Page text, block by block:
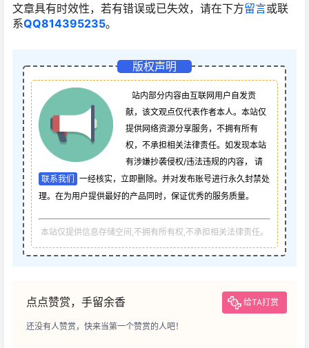
文章具有时效性，若有错误或已失效，请在下方留言或联
系QQ814395235。
版权声明
站内部分内容由互联网用户自发贡
献，该文观点仅代表作者本人。本站仅
提供网络资源分享服务，不拥有所有
权，不承担相关法律责任。如发现本站
有涉嫌抄袭侵权/违法违规的内容， 请
联系我们
一经核实，立即删除。并对发布账号进行永久封禁处
理。在为用户提供最好的产品同时，保证优秀的服务质量。
本站仅提供信息存储空间,不拥有所有权,不承担相关法律责任。
点点赞赏，手留余香 给TA打赏
还没有人赞赏，快来当第一个赞赏的人吧！